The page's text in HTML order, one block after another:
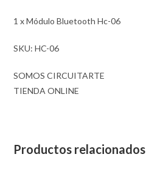
1 x Módulo Bluetooth Hc-06
SKU: HC-06
SOMOS CIRCUITARTE
TIENDA ONLINE
Productos relacionados